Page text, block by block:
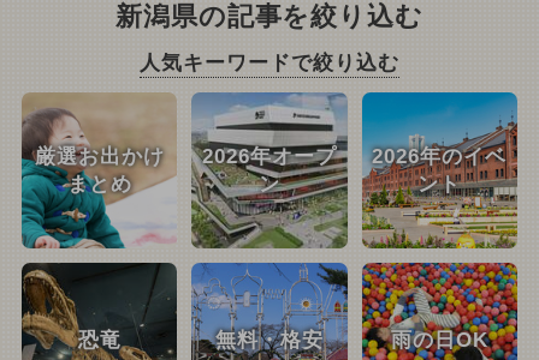
新潟県の記事を絞り込む
人気キーワードで絞り込む
厳選お出かけ
まとめ
2026年オープ
ン
2026年のイベ
ント
恐竜 無料・格安 雨の日OK